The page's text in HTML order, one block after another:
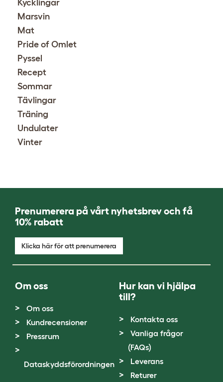
Kycklingar
Marsvin
Mat
Pride of Omlet
Pyssel
Recept
Sommar
Tävlingar
Träning
Undulater
Vinter
Prenumerera på vårt nyhetsbrev och få
10% rabatt
Klicka här för att prenumerera
Om oss
Om oss
Kundrecensioner
Pressrum
Dataskyddsförordningen
Hur kan vi hjälpa
till?
Kontakta oss
Vanliga frågor
(FAQs)
Leverans
Returer